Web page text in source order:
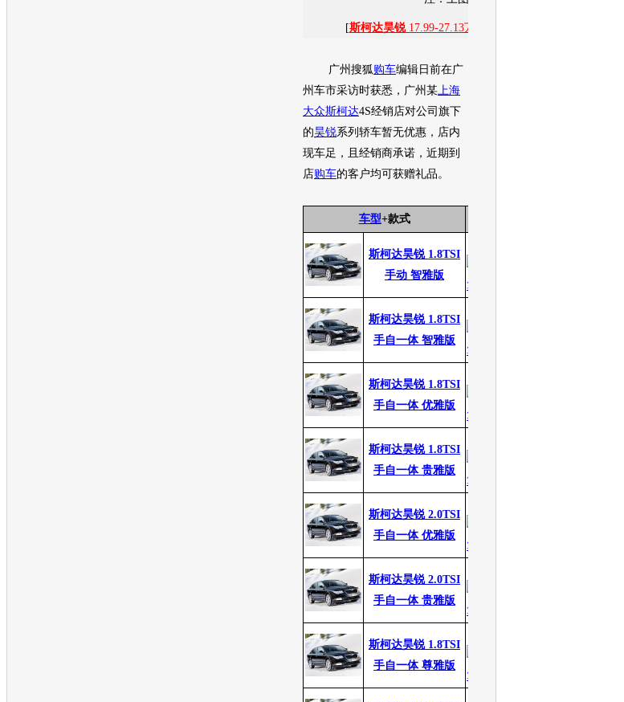
[斯柯达昊锐17.99-27.13万
广州搜狐 购车编辑日前在广
州车市采访时获悉，广州某 上海
大众斯柯达4S经销店对公司旗下
的昊锐系列轿车暂无优惠，店内
现车足，且经销商承诺，近期到
店购车的客户均可获赠礼品。
车型+款式
斯柯达昊锐 1.8TSI
手动 智雅版
斯柯达昊锐 1.8TSI
手自一体 智雅版
斯柯达昊锐 1.8TSI
手自一体 优雅版
斯柯达昊锐 1.8TSI
手自一体 贵雅版
斯柯达昊锐 2.0TSI
手自一体 优雅版
斯柯达昊锐 2.0TSI
手自一体 贵雅版
斯柯达昊锐 1.8TSI
手自一体 尊雅版